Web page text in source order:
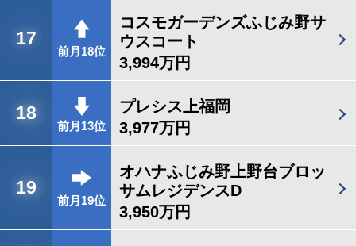
17
前月18位
コスモガーデンズふじみ野サ
ウスコート
3,994万円
18
前月13位
プレシス上福岡
3,977万円
19
前月19位
オハナふじみ野上野台ブロッ
サムレジデンスD
3,950万円